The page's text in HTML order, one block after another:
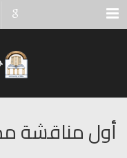
Menu
أول مناقشة